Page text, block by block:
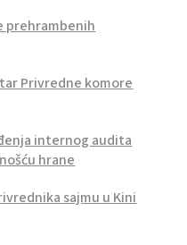
prehrambenih
Privredne komore
internog audita
hrane
sajmu u Kini